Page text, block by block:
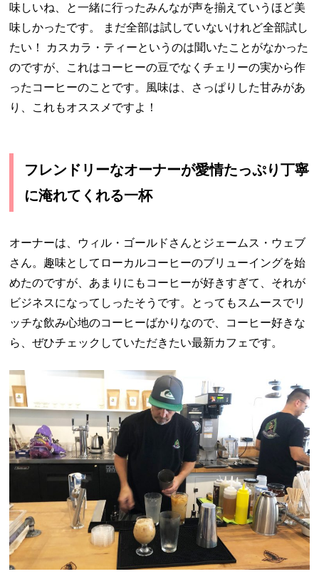
味しいね、と一緒に行ったみんなが声を揃えていうほど美
味しかったです。 まだ全部は試していないけれど全部試し
たい！ カスカラ・ティーというのは聞いたことがなかった
のですが、これはコーヒーの豆でなくチェリーの実から作
ったコーヒーのことです。風味は、さっぱりした甘みがあ
り、これもオススメですよ！
フレンドリーなオーナーが愛情たっぷり丁寧
に淹れてくれる一杯
オーナーは、ウィル・ゴールドさんとジェームス・ウェブ
さん。趣味としてローカルコーヒーのブリューイングを始
めたのですが、あまりにもコーヒーが好きすぎて、それが
ビジネスになってしったそうです。とってもスムースでリ
ッチな飲み心地のコーヒーばかりなので、コーヒー好きな
ら、ぜひチェックしていただきたい最新カフェです。